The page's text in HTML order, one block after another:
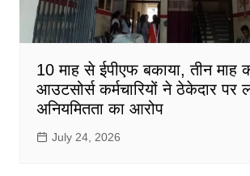
10 माह से ईपीएफ बकाया, तीन माह
आउटसोर्स कर्मचारियों ने ठेकेदार पर
अनियमितता का आरोप
July 24, 2026